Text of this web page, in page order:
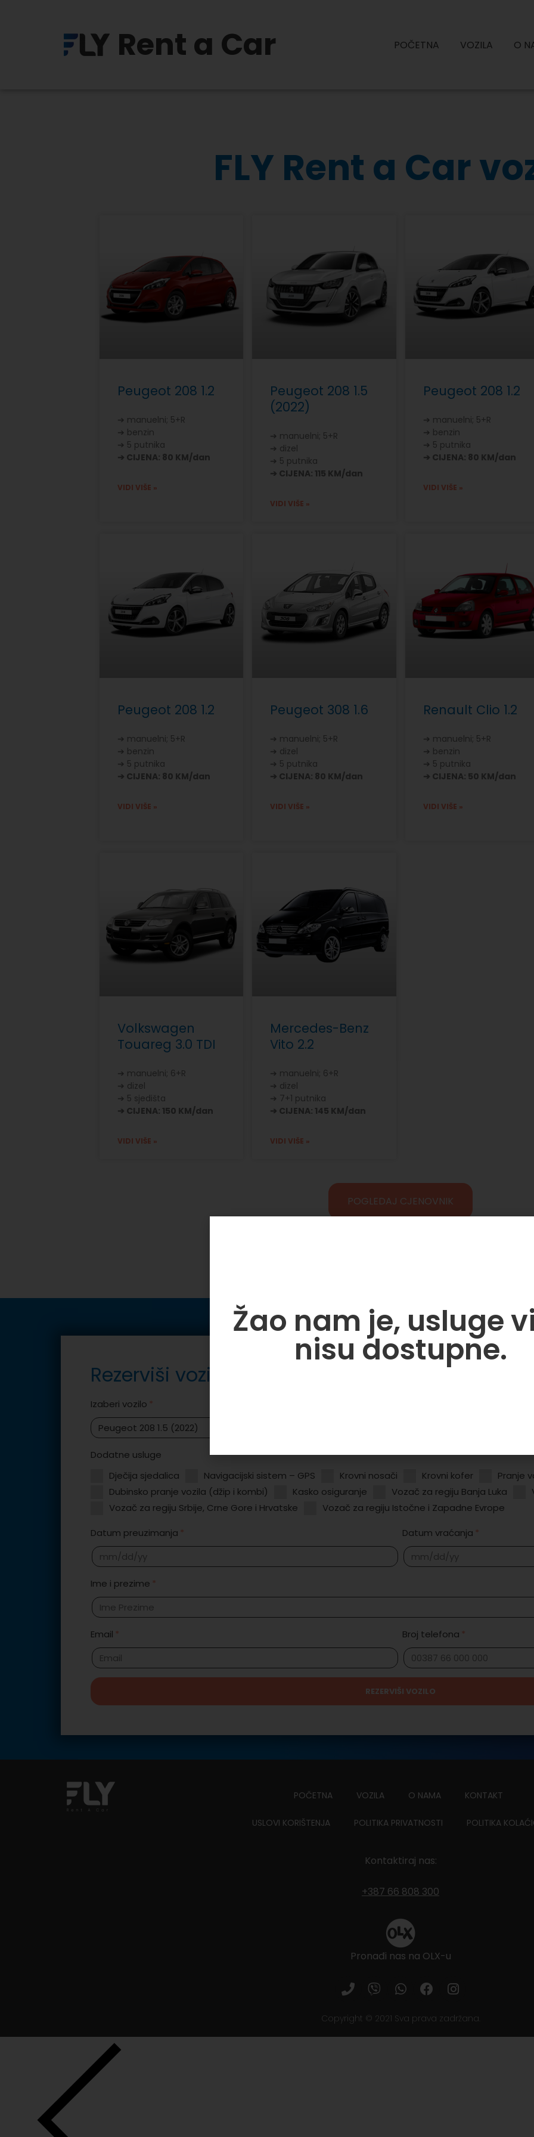
Rent a Car POČETNA VOZILA O
FLY Rent a Car
Peugeot 208 1.2
➔ manuelni; 5+R
➔ benzin
➔ 5 putnika
➔ CIJENA: 80 KM/dan
VIDI VIŠE »
Peugeot 208 1.5
(2022)
➔ manuelni; 5+R
➔ dizel
➔ 5 putnika
➔ CIJENA: 115 KM/dan
VIDI VIŠE »
Peugeot 208 1.2
➔ manuelni; 5+R
➔ benzin
➔ 5 putnika
➔ CIJENA: 80 KM/dan
VIDI VIŠE »
Peugeot 208 1.2
➔ manuelni; 5+R
➔ benzin
➔ 5 putnika
➔ CIJENA: 80 KM/dan
VIDI VIŠE »
Peugeot 308 1.6
➔ manuelni; 5+R
➔ dizel
➔ 5 putnika
➔ CIJENA: 80 KM/dan
VIDI VIŠE »
Renault Clio 1.2
➔ manuelni; 5+R
➔ benzin
➔ 5 putnika
➔ CIJENA: 50 KM/dan
VIDI VIŠE »
Volkswagen
Touareg 3.0 TDI
➔ manuelni; 6+R
➔ dizel
➔ 5 sjedišta
➔ CIJENA: 150 KM/dan
VIDI VIŠE »
Mercedes-Benz
Vito 2.2
➔ manuelni; 6+R
➔ dizel
➔ 7+1 putnika
➔ CIJENA: 145 KM/dan
VIDI VIŠE »
POGLEDAJ CJENOVNIK
Rezerviši vozilo
Izaberi vozilo
Dodatne usluge
Dječija sjedalica
Navigacijski sistem – GPS Krovni nosači Krovni kofer
Pranje
Dubinsko pranje vozila (džip i kombi)
Kasko osiguranje Vozač za regiju Banja Luka
Vozač za regiju Srbije, Crne Gore i Hrvatske
Vozač za regiju Istočne i Zapadne Evrope
Datum preuzimanja
Datum vraćanja
Ime i prezime
Email Broj telefona
REZERVIŠI VOZILO
POČETNA VOZILA O NAMA KONTAKT
USLOVI KORIŠTENJA POLITIKA PRIVATNOSTI POLITIKA
Kontaktiraj nas:
+387 66 808 300
Pronađi nas na OLX-u
Copyright © 2021 Sva prava zadržana.
Žao nam je, usluge
nisu dostupne.